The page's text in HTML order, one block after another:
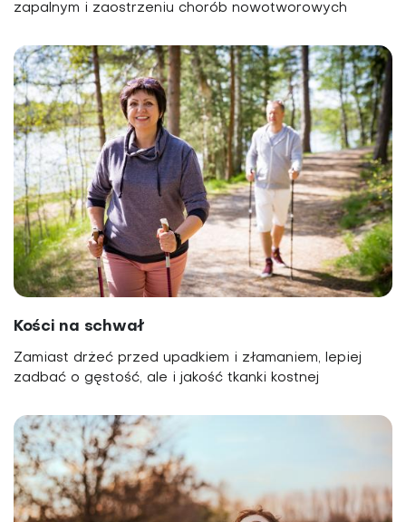
zapalnym i zaostrzeniu chorób nowotworowych
Kości na schwał
Zamiast drżeć przed upadkiem i złamaniem, lepiej
zadbać o gęstość, ale i jakość tkanki kostnej